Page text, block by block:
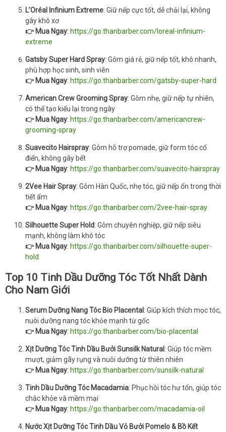
L’Oréal Infinium Extreme: Giữ nếp cực tốt, dễ chải lại, không
gây khô xơ
👉 Mua Ngay: https://go.thanbarber.com/loreal-infinium-
extreme
Gatsby Super Hard Spray: Gôm giá rẻ, giữ nếp tốt, khô nhanh,
phù hợp học sinh, sinh viên
👉 Mua Ngay: https://go.thanbarber.com/gatsby-super-hard
American Crew Grooming Spray: Gôm nhẹ, giữ nếp tự nhiên,
có thể tạo kiểu lại trong ngày
👉 Mua Ngay: https://go.thanbarber.com/americancrew-
grooming-spray
Suavecito Hairspray: Gôm hỗ trợ pomade, giữ form tóc cổ
điển, không gây bết
👉 Mua Ngay: https://go.thanbarber.com/suavecito-hairspray
2Vee Hair Spray: Gôm Hàn Quốc, nhẹ tóc, giữ nếp ổn trong thời
tiết ẩm
👉 Mua Ngay: https://go.thanbarber.com/2vee-hair-spray
Silhouette Super Hold: Gôm chuyên nghiệp, giữ nếp siêu
mạnh, không làm khô tóc
👉 Mua Ngay: https://go.thanbarber.com/silhouette-super-
hold
Top 10 Tinh Dầu Dưỡng Tóc Tốt Nhất Dành
Cho Nam Giới
Serum Dưỡng Nang Tóc Bio Placental : Giúp kích thích mọc tóc,
nuôi dưỡng nang tóc khỏe mạnh từ gốc
👉 Mua Ngay: https://go.thanbarber.com/bio-placental
Xịt Dưỡng Tóc Tinh Dầu Bưởi Sunsilk Natural : Giúp tóc mềm
mượt, giảm gãy rụng và nuôi dưỡng từ thiên nhiên
👉 Mua Ngay: https://go.thanbarber.com/sunsilk-natural
Tinh Dầu Dưỡng Tóc Macadamia: Phục hồi tóc hư tổn, giúp tóc
chắc khỏe và mềm mại
👉 Mua Ngay: https://go.thanbarber.com/macadamia-oil
Nước Xịt Dưỡng Tóc Tinh Dầu Vỏ Bưởi Pomelo & Bồ Kết